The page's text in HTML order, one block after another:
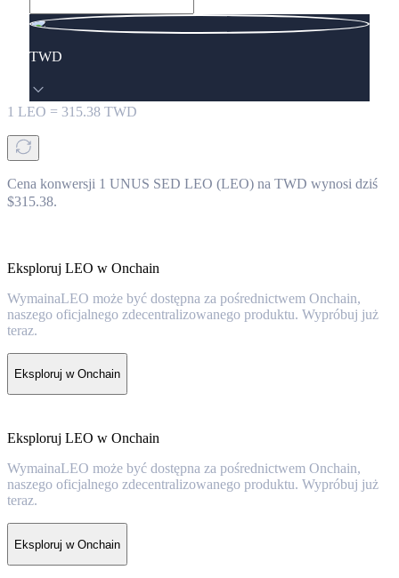
TWD
1 LEO = 315.38 TWD
Cena konwersji 1 UNUS SED LEO (LEO) na TWD wynosi dziś
$315.38.
Eksploruj LEO w Onchain
WymainaLEO może być dostępna za pośrednictwem Onchain,
naszego oficjalnego zdecentralizowanego produktu. Wypróbuj już
teraz.
Eksploruj w Onchain
Eksploruj LEO w Onchain
WymainaLEO może być dostępna za pośrednictwem Onchain,
naszego oficjalnego zdecentralizowanego produktu. Wypróbuj już
teraz.
Eksploruj w Onchain